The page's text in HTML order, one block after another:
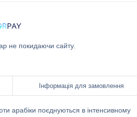
не покидаючи сайту.
Інформація для замовлення
арабіки поєднуються в інтенсивному